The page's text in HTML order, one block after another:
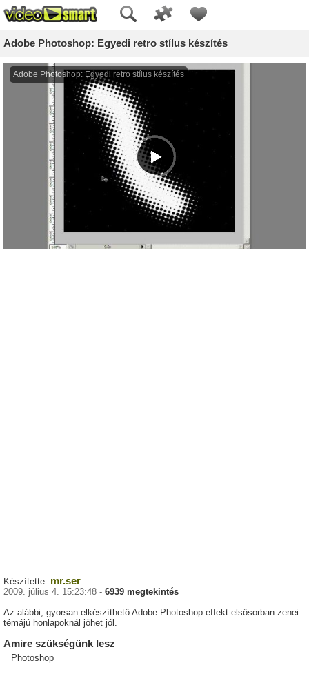
Adobe Photoshop: Egyedi retro stílus készítés
Készítette: mr.ser
2009. július 4. 15:23:48 - 6939 megtekintés
Az alábbi, gyorsan elkészíthető Adobe Photoshop effekt elsősorban zenei
témájú honlapoknál jöhet jól.
Amire szükségünk lesz
Photoshop